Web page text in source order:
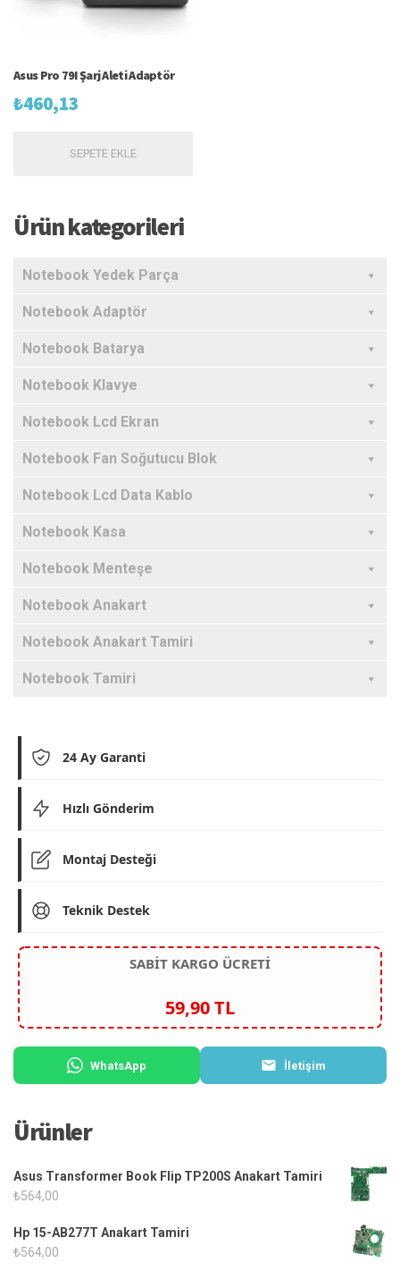
Asus Pro 79I Şarj Aleti Adaptör
₺460,13
SEPETE EKLE
Ürün kategorileri
Notebook Yedek Parça
Notebook Adaptör
Notebook Batarya
Notebook Klavye
Notebook Lcd Ekran
Notebook Fan Soğutucu Blok
Notebook Lcd Data Kablo
Notebook Kasa
Notebook Menteşe
Notebook Anakart
Notebook Anakart Tamiri
Notebook Tamiri
24 Ay Garanti
Hızlı Gönderim
Montaj Desteği
Teknik Destek
SABİT KARGO ÜCRETİ
59,90 TL
WhatsApp İletişim
Ürünler
Asus Transformer Book Flip TP200S Anakart Tamiri
₺564,00
Hp 15-AB277T Anakart Tamiri
₺564,00